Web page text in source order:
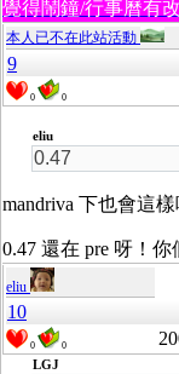
覺得鬧鐘/行事曆有
本人已不在此站活動
9
0 0
eliu
0.47
mandriva 下也會這樣
0.47 還在 pre 呀！
eliu
10
0 0
LGJ